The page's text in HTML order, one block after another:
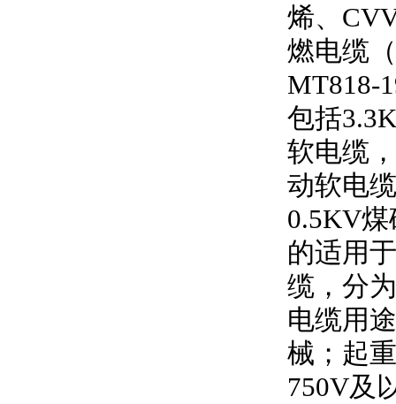
烯、
燃电缆
MT818-
包括
软电缆，
动软电
0.5KV煤
的适用
缆，分
电缆用
械；起
750V及